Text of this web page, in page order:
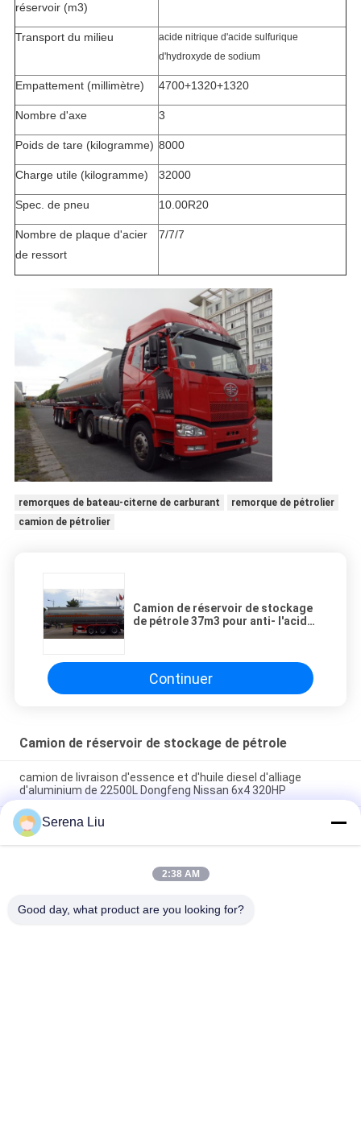
réservoir (m3)
Transport du milieu
acide nitrique d'acide sulfurique
d'hydroxyde de sodium
Empattement (millimètre) 4700+1320+1320
Nombre d'axe 3
Poids de tare (kilogramme) 8000
Charge utile (kilogramme) 32000
Spec. de pneu 10.00R20
Nombre de plaque d'acier
de ressort
7/7/7
remorques de bateau-citerne de carburant
remorque de pétrolier
camion de pétrolier
Camion de réservoir de stockage
de pétrole 37m3 pour anti- l'acide
Corrossive
Continuer
Camion de réservoir de stockage de pétrole
camion de livraison d'essence et d'huile diesel d'alliage
d'aluminium de 22500L Dongfeng Nissan 6x4 320HP
5.944 camion de réservoir de stockage de pétrole d'alliage
d'aluminium du gallon 320HP des USA avec le châssis de
diesel de 6x4 DongFeng Nissan
Le transport de pétrole brut d'acier au carbone de Dongfeng
Serena Liu
2:38 AM
Good day, what product are you looking for?